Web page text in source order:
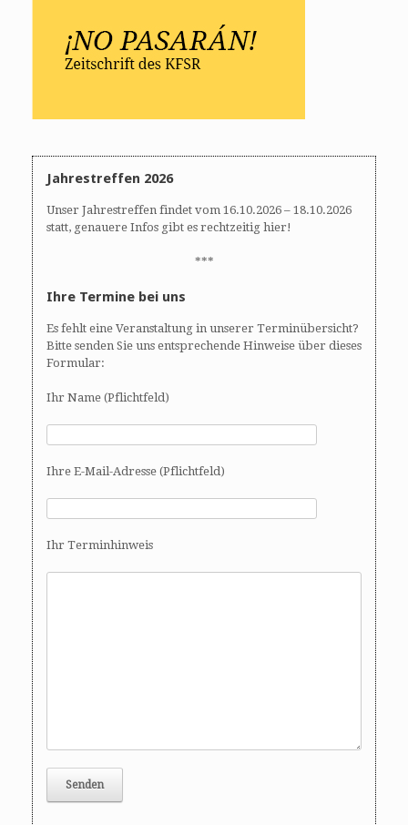
Jahrestreffen 2026
Unser Jahrestreffen findet vom 16.10.2026 – 18.10.2026
statt, genauere Infos gibt es rechtzeitig hier!
***
Ihre Termine bei uns
Es fehlt eine Veranstaltung in unserer Terminübersicht?
Bitte senden Sie uns entsprechende Hinweise über dieses
Formular:
Ihr Name (Pflichtfeld)
Ihre E-Mail-Adresse (Pflichtfeld)
Ihr Terminhinweis